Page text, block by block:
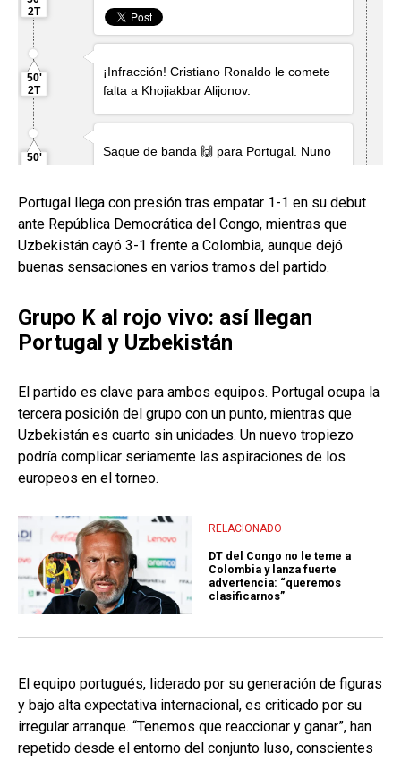
Portugal llega con presión tras empatar 1-1 en su debut
ante República Democrática del Congo, mientras que
Uzbekistán cayó 3-1 frente a Colombia, aunque dejó
buenas sensaciones en varios tramos del partido.
Grupo K al rojo vivo: así llegan
Portugal y Uzbekistán
El partido es clave para ambos equipos. Portugal ocupa la
tercera posición del grupo con un punto, mientras que
Uzbekistán es cuarto sin unidades. Un nuevo tropiezo
podría complicar seriamente las aspiraciones de los
europeos en el torneo.
RELACIONADO
DT del Congo no le teme a
Colombia y lanza fuerte
advertencia: “queremos
clasificarnos”
El equipo portugués, liderado por su generación de figuras
y bajo alta expectativa internacional, es criticado por su
irregular arranque. “Tenemos que reaccionar y ganar”, han
repetido desde el entorno del conjunto luso, conscientes